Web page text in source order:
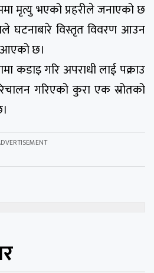
मृत्यु भएको प्रहरीले जनाएको छ
घटनाबारे विस्तृत विवरण आउन
आएको छ।
कडाइ गरि अपराधी लाई पक्राउ
गरिएको कुरा एक स्रोतको